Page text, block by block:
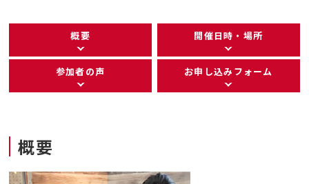
概要 開催日時・場所
参加者の声 お申し込みフォーム
概要